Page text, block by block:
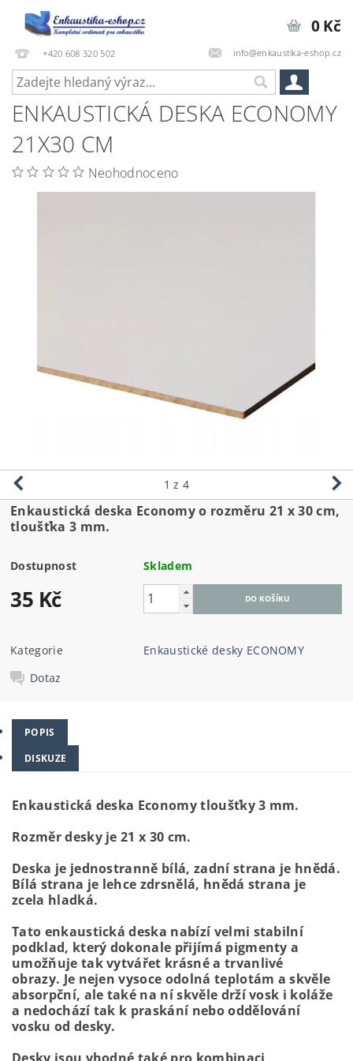
+420 608 320 502 info@enkaustika-eshop.cz
0 Kč
ENKAUSTICKÁ DESKA ECONOMY
21X30 CM
Neohodnoceno
1 z 4
Enkaustická deska Economy o rozměru 21 x 30 cm,
tloušťka 3 mm.
Dostupnost Skladem
35 Kč
Kategorie
Enkaustické desky ECONOMY
Dotaz
POPIS
DISKUZE
Enkaustická deska Economy tloušťky 3 mm.
Rozměr desky je 21 x 30 cm.
Deska je jednostranně bílá, zadní strana je hnědá.
Bílá strana je lehce zdrsnělá, hnědá strana je
zcela hladká.
Tato enkaustická deska nabízí velmi stabilní
podklad, který dokonale přijímá pigmenty a
umožňuje tak vytvářet krásné a trvanlivé
obrazy. Je nejen vysoce odolná teplotám a skvěle
absorpční, ale také na ní skvěle drží vosk i koláže
a nedochází tak k praskání nebo oddělování
vosku od desky.